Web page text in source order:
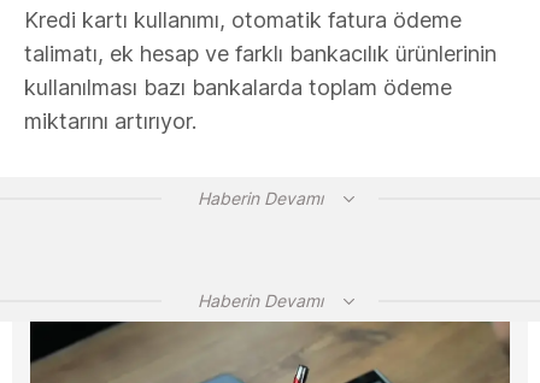
Kredi kartı kullanımı, otomatik fatura ödeme
talimatı, ek hesap ve farklı bankacılık ürünlerinin
kullanılması bazı bankalarda toplam ödeme
miktarını artırıyor.
Haberin Devamı
Haberin Devamı